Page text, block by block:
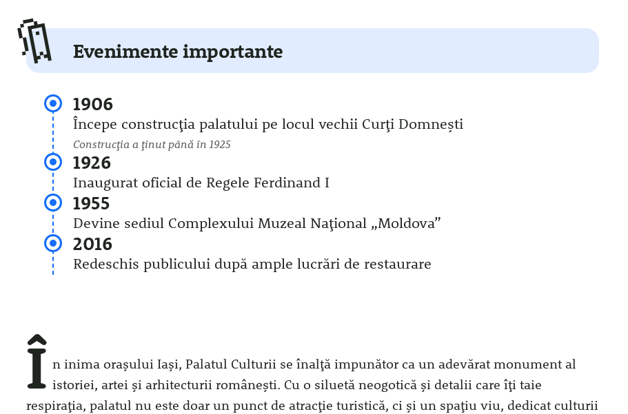
🔖 Evenimente importante
1906
Începe construcția palatului pe locul vechii Curți Domnești
Construcția a ținut până în 1925
1926
Inaugurat oficial de Regele Ferdinand I
1955
Devine sediul Complexului Muzeal Național „Moldova”
2016
Redeschis publicului după ample lucrări de restaurare
Î n inima orașului Iași, Palatul Culturii se înalță impunător ca un adevărat monument al
istoriei, artei și arhitecturii românești. Cu o siluetă neogotică și detalii care îți taie
respirația, palatul nu este doar un punct de atracție turistică, ci și un spațiu viu, dedicat culturii